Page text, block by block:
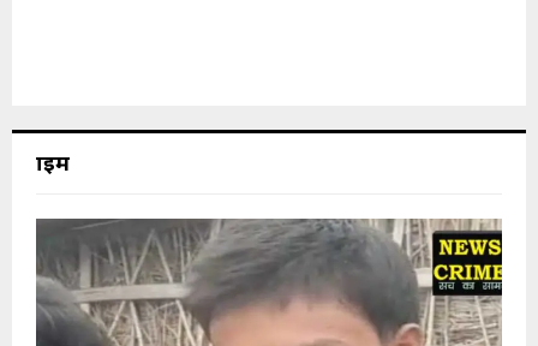
क्राइम